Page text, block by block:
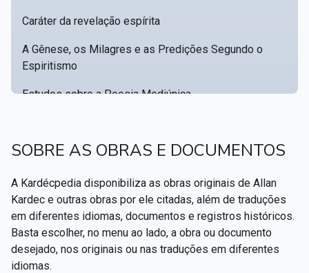
Caráter da revelação espírita
A Gênese, os Milagres e as Predições Segundo o
Espiritismo
Estudos sobre a Poesia Mediúnica
Hippolyte Léon Denizard Rivail
Textos citados em O Livro dos Médiuns
CSI - Imagens e registros históricos do espiritismo
SOBRE AS OBRAS E DOCUMENTOS
A Kardécpedia disponibiliza as obras originais de Allan
Kardec e outras obras por ele citadas, além de traduções
em diferentes idiomas, documentos e registros históricos.
Basta escolher, no menu ao lado, a obra ou documento
desejado, nos originais ou nas traduções em diferentes
idiomas.